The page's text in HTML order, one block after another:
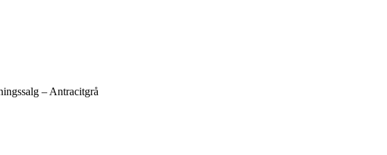
– Antracitgrå